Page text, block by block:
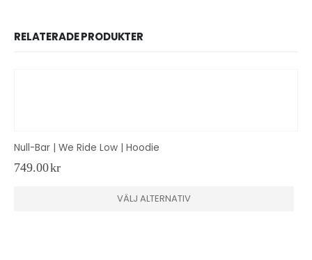
RELATERADE PRODUKTER
Null-Bar | We Ride Low | Hoodie
749.00kr
VÄLJ ALTERNATIV